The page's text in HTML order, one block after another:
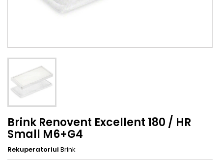
Brink Renovent Excellent 180 / HR
Small M6+G4
Rekuperatoriui Brink